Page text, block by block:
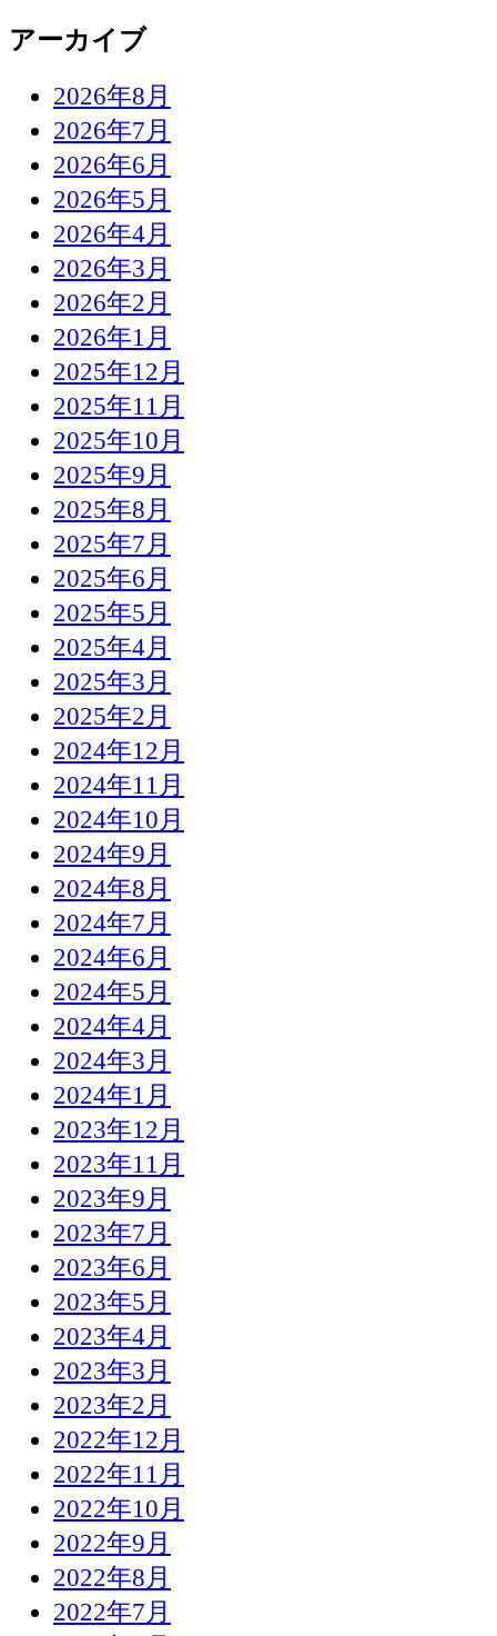
アーカイブ
2026年8月
2026年7月
2026年6月
2026年5月
2026年4月
2026年3月
2026年2月
2026年1月
2025年12月
2025年11月
2025年10月
2025年9月
2025年8月
2025年7月
2025年6月
2025年5月
2025年4月
2025年3月
2025年2月
2024年12月
2024年11月
2024年10月
2024年9月
2024年8月
2024年7月
2024年6月
2024年5月
2024年4月
2024年3月
2024年1月
2023年12月
2023年11月
2023年9月
2023年7月
2023年6月
2023年5月
2023年4月
2023年3月
2023年2月
2022年12月
2022年11月
2022年10月
2022年9月
2022年8月
2022年7月